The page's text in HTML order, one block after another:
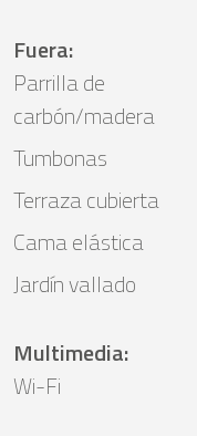
Fuera:
Parrilla de
carbón/madera
Tumbonas
Terraza cubierta
Cama elástica
Jardín vallado
Multimedia:
Wi-Fi